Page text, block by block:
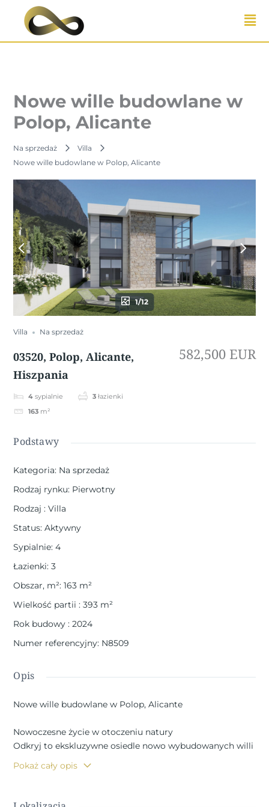
Przejdź
Nowe wille budowlane w
Polop, Alicante
Na sprzedaż
Villa
Nowe wille budowlane w Polop, Alicante
1/12
Villa Na sprzedaż
03520, Polop, Alicante,
Hiszpania
4 sypialnie 3 łazienki
163 m²
582,500 EUR
Podstawy
Kategoria: Na sprzedaż
Rodzaj rynku: Pierwotny
Rodzaj: Villa
Status: Aktywny
Sypialnie: 4
Łazienki: 3
Obszar, m²: 163 m²
Wielkość partii: 393 m²
Rok budowy: 2024
Numer referencyjny: N8509
Opis
Nowe wille budowlane w Polop, Alicante
Nowoczesne życie w otoczeniu natury
Odkryj to ekskluzywne osiedle nowo wybudowanych willi
prowincji Alicante. Położone zaledwie 10 km od
w pobliżu malowniczego miasta Altea, domy te oferują
Pokaż cały opis